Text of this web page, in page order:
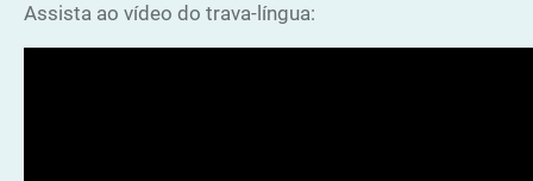
Assista ao vídeo do trava-língua: